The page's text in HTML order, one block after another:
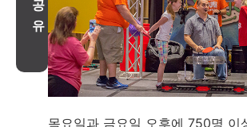
공
유
목요일과 금요일 오후에 750명 이